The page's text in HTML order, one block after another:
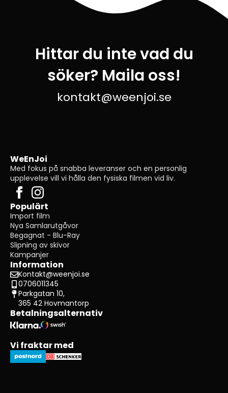
Hittar du inte vad du
söker? Maila oss!
kontakt@weenjoi.se
WeEnJoi
Med fokus på snabba leveranser och en personlig
upplevelse vill vi hålla den fysiska filmen vid liv.
Populärt
Import film
Nya Samlarutgåvor
Begagnat - Blu-Ray
Slipning av skivor
Kampanjer
Information
Kontakt@weenjoi.se
0706011345
Parkgatan 10,
365 42 Hovmantorp
Betalningsalternativ
Vi fraktar med